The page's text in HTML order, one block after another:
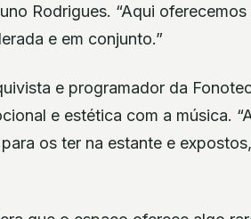
Rodrigues. “Aqui
e em conjunto.”
e programador da
e estética com a música.
os ter na estante e